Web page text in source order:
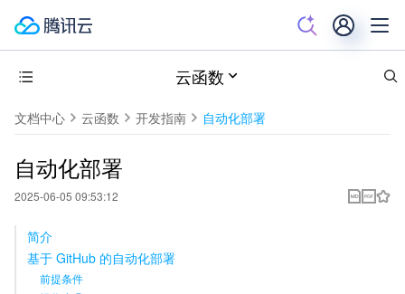
云函数
文档中心 云函数 开发指南 自动化部署
自动化部署
2025-06-05 09:53:12
简介
基于 GitHub 的自动化部署
前提条件